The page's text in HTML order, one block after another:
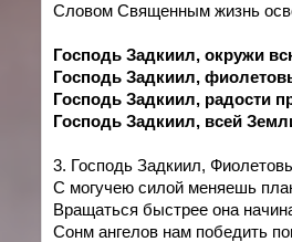
Словом Священным жизнь
Господь Задкиил, окружи
Господь Задкиил,
Господь Задкиил, радости
Господь Задкиил, всей
3. Господь Задкиил,
С могучею силой меняешь
Вращаться быстрее она
Сонм ангелов нам победить